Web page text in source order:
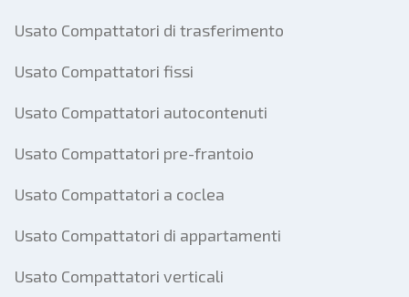
Usato Compattatori di trasferimento
Usato Compattatori fissi
Usato Compattatori autocontenuti
Usato Compattatori pre-frantoio
Usato Compattatori a coclea
Usato Compattatori di appartamenti
Usato Compattatori verticali